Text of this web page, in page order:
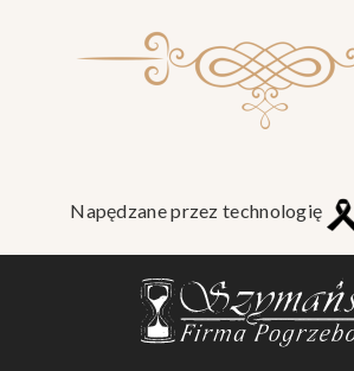
Napędzane przez technologię